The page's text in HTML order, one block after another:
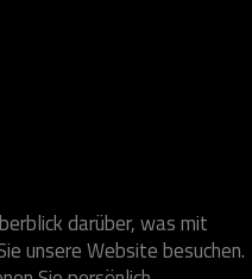
darüber, was mit
unsere Website besuchen.